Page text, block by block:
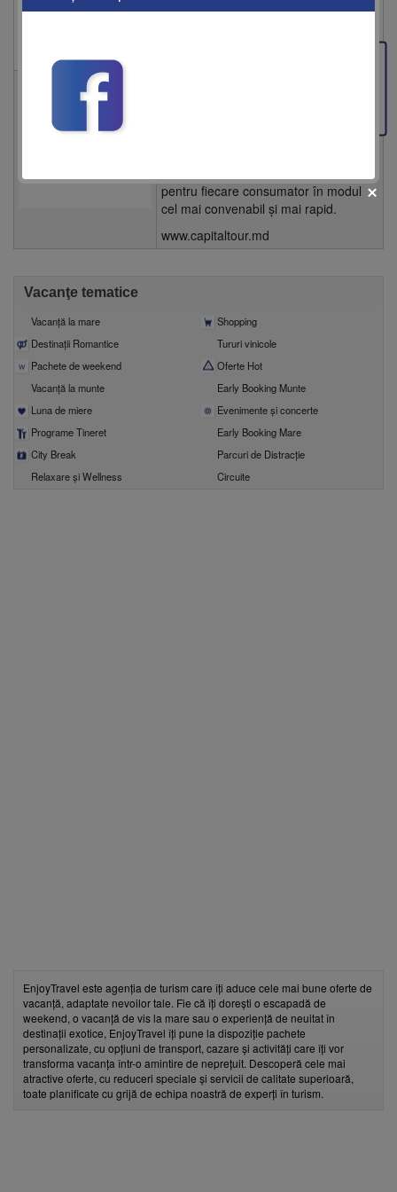
a ajuta turiștii să-și realizeze dorința
înalta calitate și economice disponibile
pentru fiecare consumator în modul
cel mai convenabil și mai rapid.
www.capitaltour.md
Vacanţe tematice
Vacanţă la mare
Shopping
Destinații Romantice
Tururi vinicole
Pachete de weekend
Oferte Hot
Vacanță la munte
Early Booking Munte
Luna de miere
Evenimente şi concerte
Programe Tineret
Early Booking Mare
City Break
Parcuri de Distracție
Relaxare și Wellness
Circuite
EnjoyTravel este agenția de turism care îți aduce cele mai bune oferte de
vacanță, adaptate nevoilor tale. Fie că îți dorești o escapadă de
weekend, o vacanță de vis la mare sau o experiență de neuitat în
destinații exotice, EnjoyTravel îți pune la dispoziție pachete
personalizate, cu opțiuni de transport, cazare și activități care îți vor
transforma vacanța într-o amintire de neprețuit. Descoperă cele mai
atractive oferte, cu reduceri speciale și servicii de calitate superioară,
toate planificate cu grijă de echipa noastră de experți în turism.
fii prietenul nostru pe facebook
Află primul cele mai noi oferte